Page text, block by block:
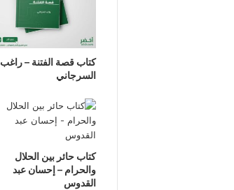
كتاب قصة الفتنة – راغب
السرجاني
كتاب حائر بين الحلال
والحرام – إحسان عبد
القدوس